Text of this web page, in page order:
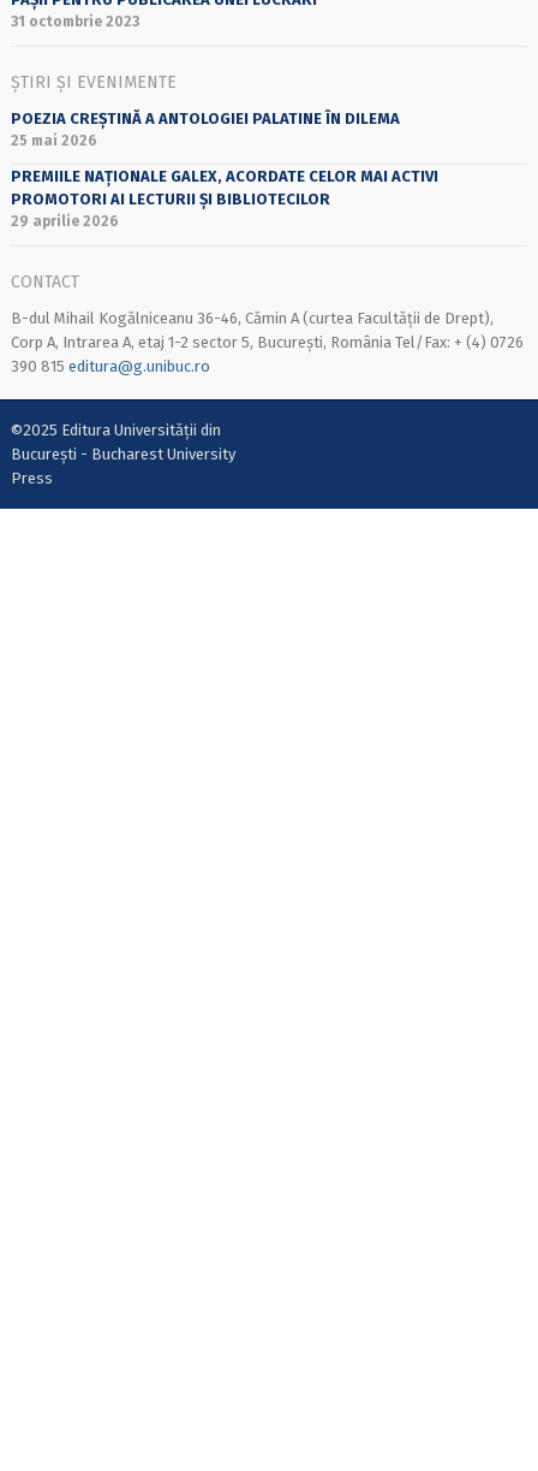
31 octombrie 2023
ȘTIRI ȘI EVENIMENTE
POEZIA CREȘTINĂ A ANTOLOGIEI PALATINE ÎN DILEMA
25 mai 2026
PREMIILE NAȚIONALE GALEX, ACORDATE CELOR MAI ACTIVI
PROMOTORI AI LECTURII ȘI BIBLIOTECILOR
29 aprilie 2026
CONTACT
B-dul Mihail Kogălniceanu 36-46, Cămin A (curtea Facultății de Drept),
Corp A, Intrarea A, etaj 1-2 sector 5, București, România Tel/Fax: + (4) 0726
390 815 editura@g.unibuc.ro
©2025 Editura Universității din
București - Bucharest University
Press